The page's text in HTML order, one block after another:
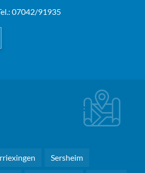
07042/91935
Sersheim